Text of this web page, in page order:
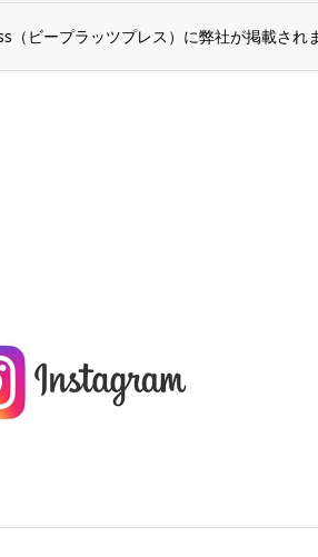
（ビープラッツプレス）に弊社が掲載され